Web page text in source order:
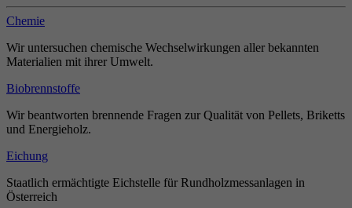
Chemie
Wir untersuchen chemische Wechselwirkungen aller bekannten
Materialien mit ihrer Umwelt.
Biobrennstoffe
Wir beantworten brennende Fragen zur Qualität von Pellets, Briketts
und Energieholz.
Eichung
Staatlich ermächtigte Eichstelle für Rundholzmessanlagen in
Österreich